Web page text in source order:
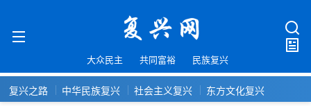
大众民主 共同富裕 民族复兴
复兴之路 中华民族复兴 社会主义复兴 东方文化复兴